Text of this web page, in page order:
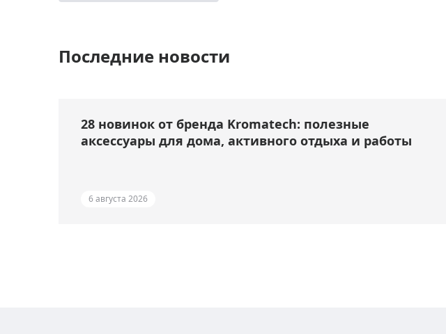
Последние новости
28 новинок от бренда Kromatech: полезные
аксессуары для дома, активного отдыха и работы
6 августа 2026